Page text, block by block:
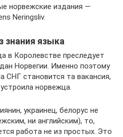
норвежские издания —
Neringsliv.
знания языка
в Королевстве преследует
Норвегии. Именно поэтому
СНГ становится та вакансия,
норвежца.
украинец, белорус не
ни английским), то,
работа не из простых. Это